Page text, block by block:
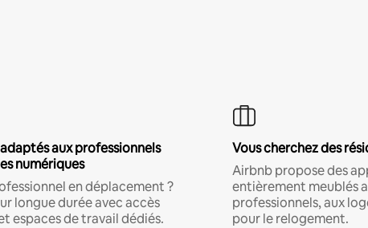
aux professionnels
numériques
en déplacement ?
longue durée avec accès
espaces de travail dédiés.
Vous cherchez des
Airbnb propose des
entièrement meublés
professionnels, aux
pour le relogement.